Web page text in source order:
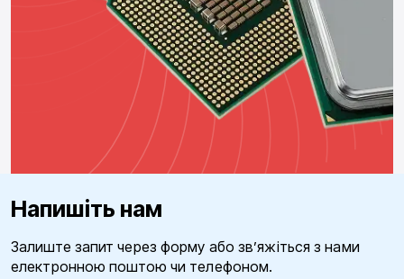
Напишіть нам
Залиште запит через форму або зв’яжіться з нами
електронною поштою чи телефоном.